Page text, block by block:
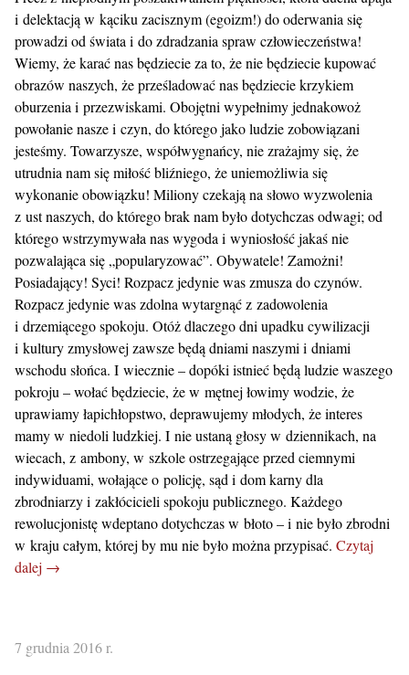
i delektacją w kąciku zacisznym (egoizm!) do oderwania się
prowadzi od świata i do zdradzania spraw człowieczeństwa!
Wiemy, że karać nas będziecie za to, że nie będziecie kupować
obrazów naszych, że prześladować nas będziecie krzykiem
oburzenia i przezwiskami. Obojętni wypełnimy jednakowoż
powołanie nasze i czyn, do którego jako ludzie zobowiązani
jesteśmy. Towarzysze, współwygnańcy, nie zrażajmy się, że
utrudnia nam się miłość bliźniego, że uniemożliwia się
wykonanie obowiązku! Miliony czekają na słowo wyzwolenia
z ust naszych, do którego brak nam było dotychczas odwagi; od
którego wstrzymywała nas wygoda i wyniosłość jakaś nie
pozwalająca się „popularyzować”. Obywatele! Zamożni!
Posiadający! Syci! Rozpacz jedynie was zmusza do czynów.
Rozpacz jedynie was zdolna wytargnąć z zadowolenia
i drzemiącego spokoju. Otóż dlaczego dni upadku cywilizacji
i kultury zmysłowej zawsze będą dniami naszymi i dniami
wschodu słońca. I wiecznie – dopóki istnieć będą ludzie waszego
pokroju – wołać będziecie, że w mętnej łowimy wodzie, że
uprawiamy łapichłopstwo, deprawujemy młodych, że interes
mamy w niedoli ludzkiej. I nie ustaną głosy w dziennikach, na
wiecach, z ambony, w szkole ostrzegające przed ciemnymi
indywiduami, wołające o policję, sąd i dom karny dla
zbrodniarzy i zakłócicieli spokoju publicznego. Każdego
rewolucjonistę wdeptano dotychczas w błoto – i nie było zbrodni
w kraju całym, której by mu nie było można przypisać. Czytaj
dalej →
7 grudnia 2016 r.